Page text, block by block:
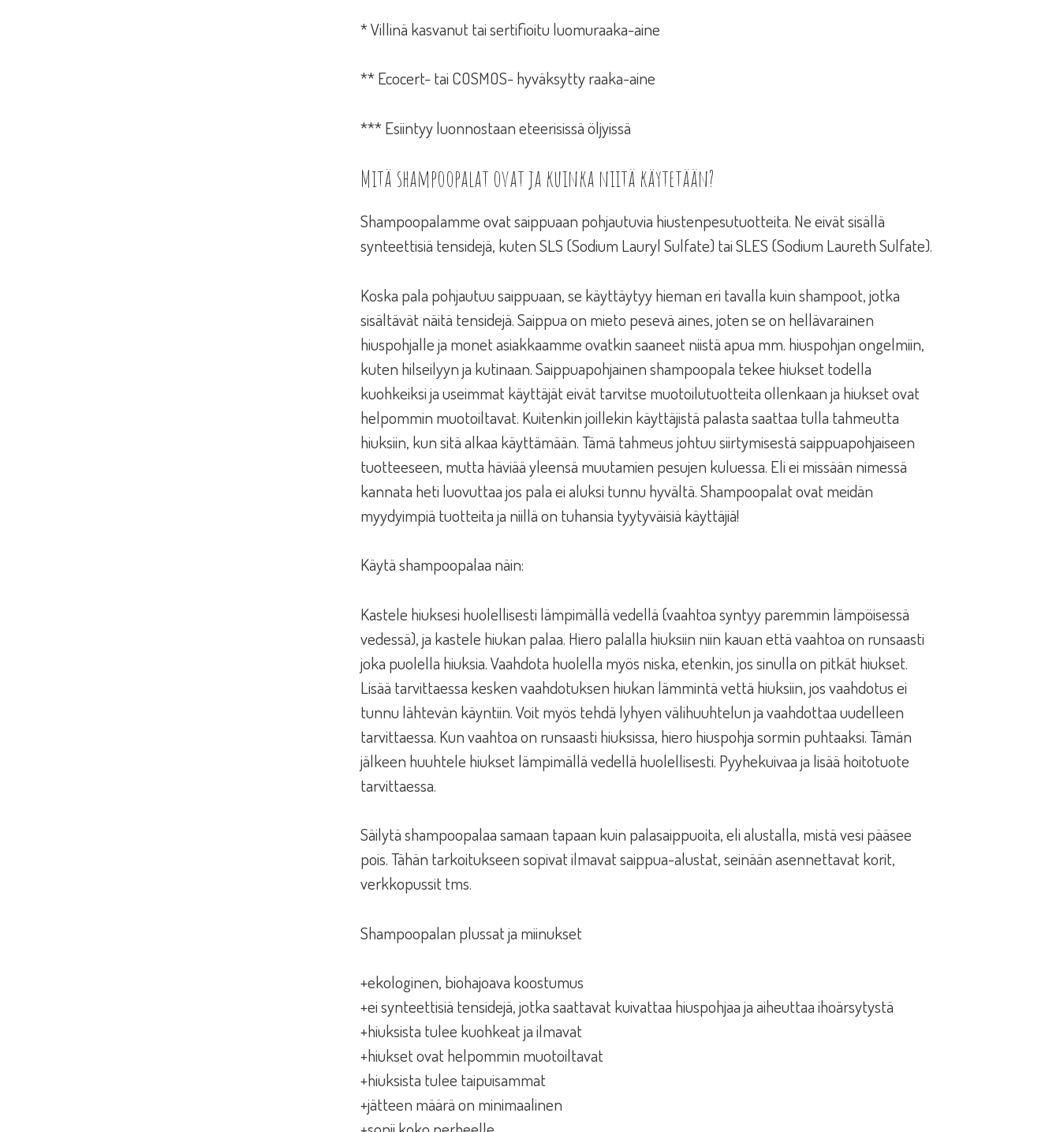
* Villinä kasvanut tai sertifioitu luomuraaka-aine
** Ecocert- tai COSMOS- hyväksytty raaka-aine
*** Esiintyy luonnostaan eteerisissä öljyissä
Mitä shampoopalat ovat ja kuinka niitä käytetään?
Shampoopalamme ovat saippuaan pohjautuvia hiustenpesutuotteita. Ne eivät sisällä
synteettisiä tensidejä, kuten SLS (Sodium Lauryl Sulfate) tai SLES (Sodium Laureth Sulfate).
Koska pala pohjautuu saippuaan, se käyttäytyy hieman eri tavalla kuin shampoot, jotka
sisältävät näitä tensidejä. Saippua on mieto pesevä aines, joten se on hellävarainen
hiuspohjalle ja monet asiakkaamme ovatkin saaneet niistä apua mm. hiuspohjan ongelmiin,
kuten hilseilyyn ja kutinaan. Saippuapohjainen shampoopala tekee hiukset todella
kuohkeiksi ja useimmat käyttäjät eivät tarvitse muotoilutuotteita ollenkaan ja hiukset ovat
helpommin muotoiltavat. Kuitenkin joillekin käyttäjistä palasta saattaa tulla tahmeutta
hiuksiin, kun sitä alkaa käyttämään. Tämä tahmeus johtuu siirtymisestä saippuapohjaiseen
tuotteeseen, mutta häviää yleensä muutamien pesujen kuluessa. Eli ei missään nimessä
kannata heti luovuttaa jos pala ei aluksi tunnu hyvältä. Shampoopalat ovat meidän
myydyimpiä tuotteita ja niillä on tuhansia tyytyväisiä käyttäjiä!
Käytä shampoopalaa näin:
Kastele hiuksesi huolellisesti lämpimällä vedellä (vaahtoa syntyy paremmin lämpöisessä
vedessä), ja kastele hiukan palaa. Hiero palalla hiuksiin niin kauan että vaahtoa on runsaasti
joka puolella hiuksia. Vaahdota huolella myös niska, etenkin, jos sinulla on pitkät hiukset.
Lisää tarvittaessa kesken vaahdotuksen hiukan lämmintä vettä hiuksiin, jos vaahdotus ei
tunnu lähtevän käyntiin. Voit myös tehdä lyhyen välihuuhtelun ja vaahdottaa uudelleen
tarvittaessa. Kun vaahtoa on runsaasti hiuksissa, hiero hiuspohja sormin puhtaaksi. Tämän
jälkeen huuhtele hiukset lämpimällä vedellä huolellisesti. Pyyhekuivaa ja lisää hoitotuote
tarvittaessa.
Säilytä shampoopalaa samaan tapaan kuin palasaippuoita, eli alustalla, mistä vesi pääsee
pois. Tähän tarkoitukseen sopivat ilmavat saippua-alustat, seinään asennettavat korit,
verkkopussit tms.
Shampoopalan plussat ja miinukset
+ekologinen, biohajoava koostumus
+ei synteettisiä tensidejä, jotka saattavat kuivattaa hiuspohjaa ja aiheuttaa ihoärsytystä
+hiuksista tulee kuohkeat ja ilmavat
+hiukset ovat helpommin muotoiltavat
+hiuksista tulee taipuisammat
+jätteen määrä on minimaalinen